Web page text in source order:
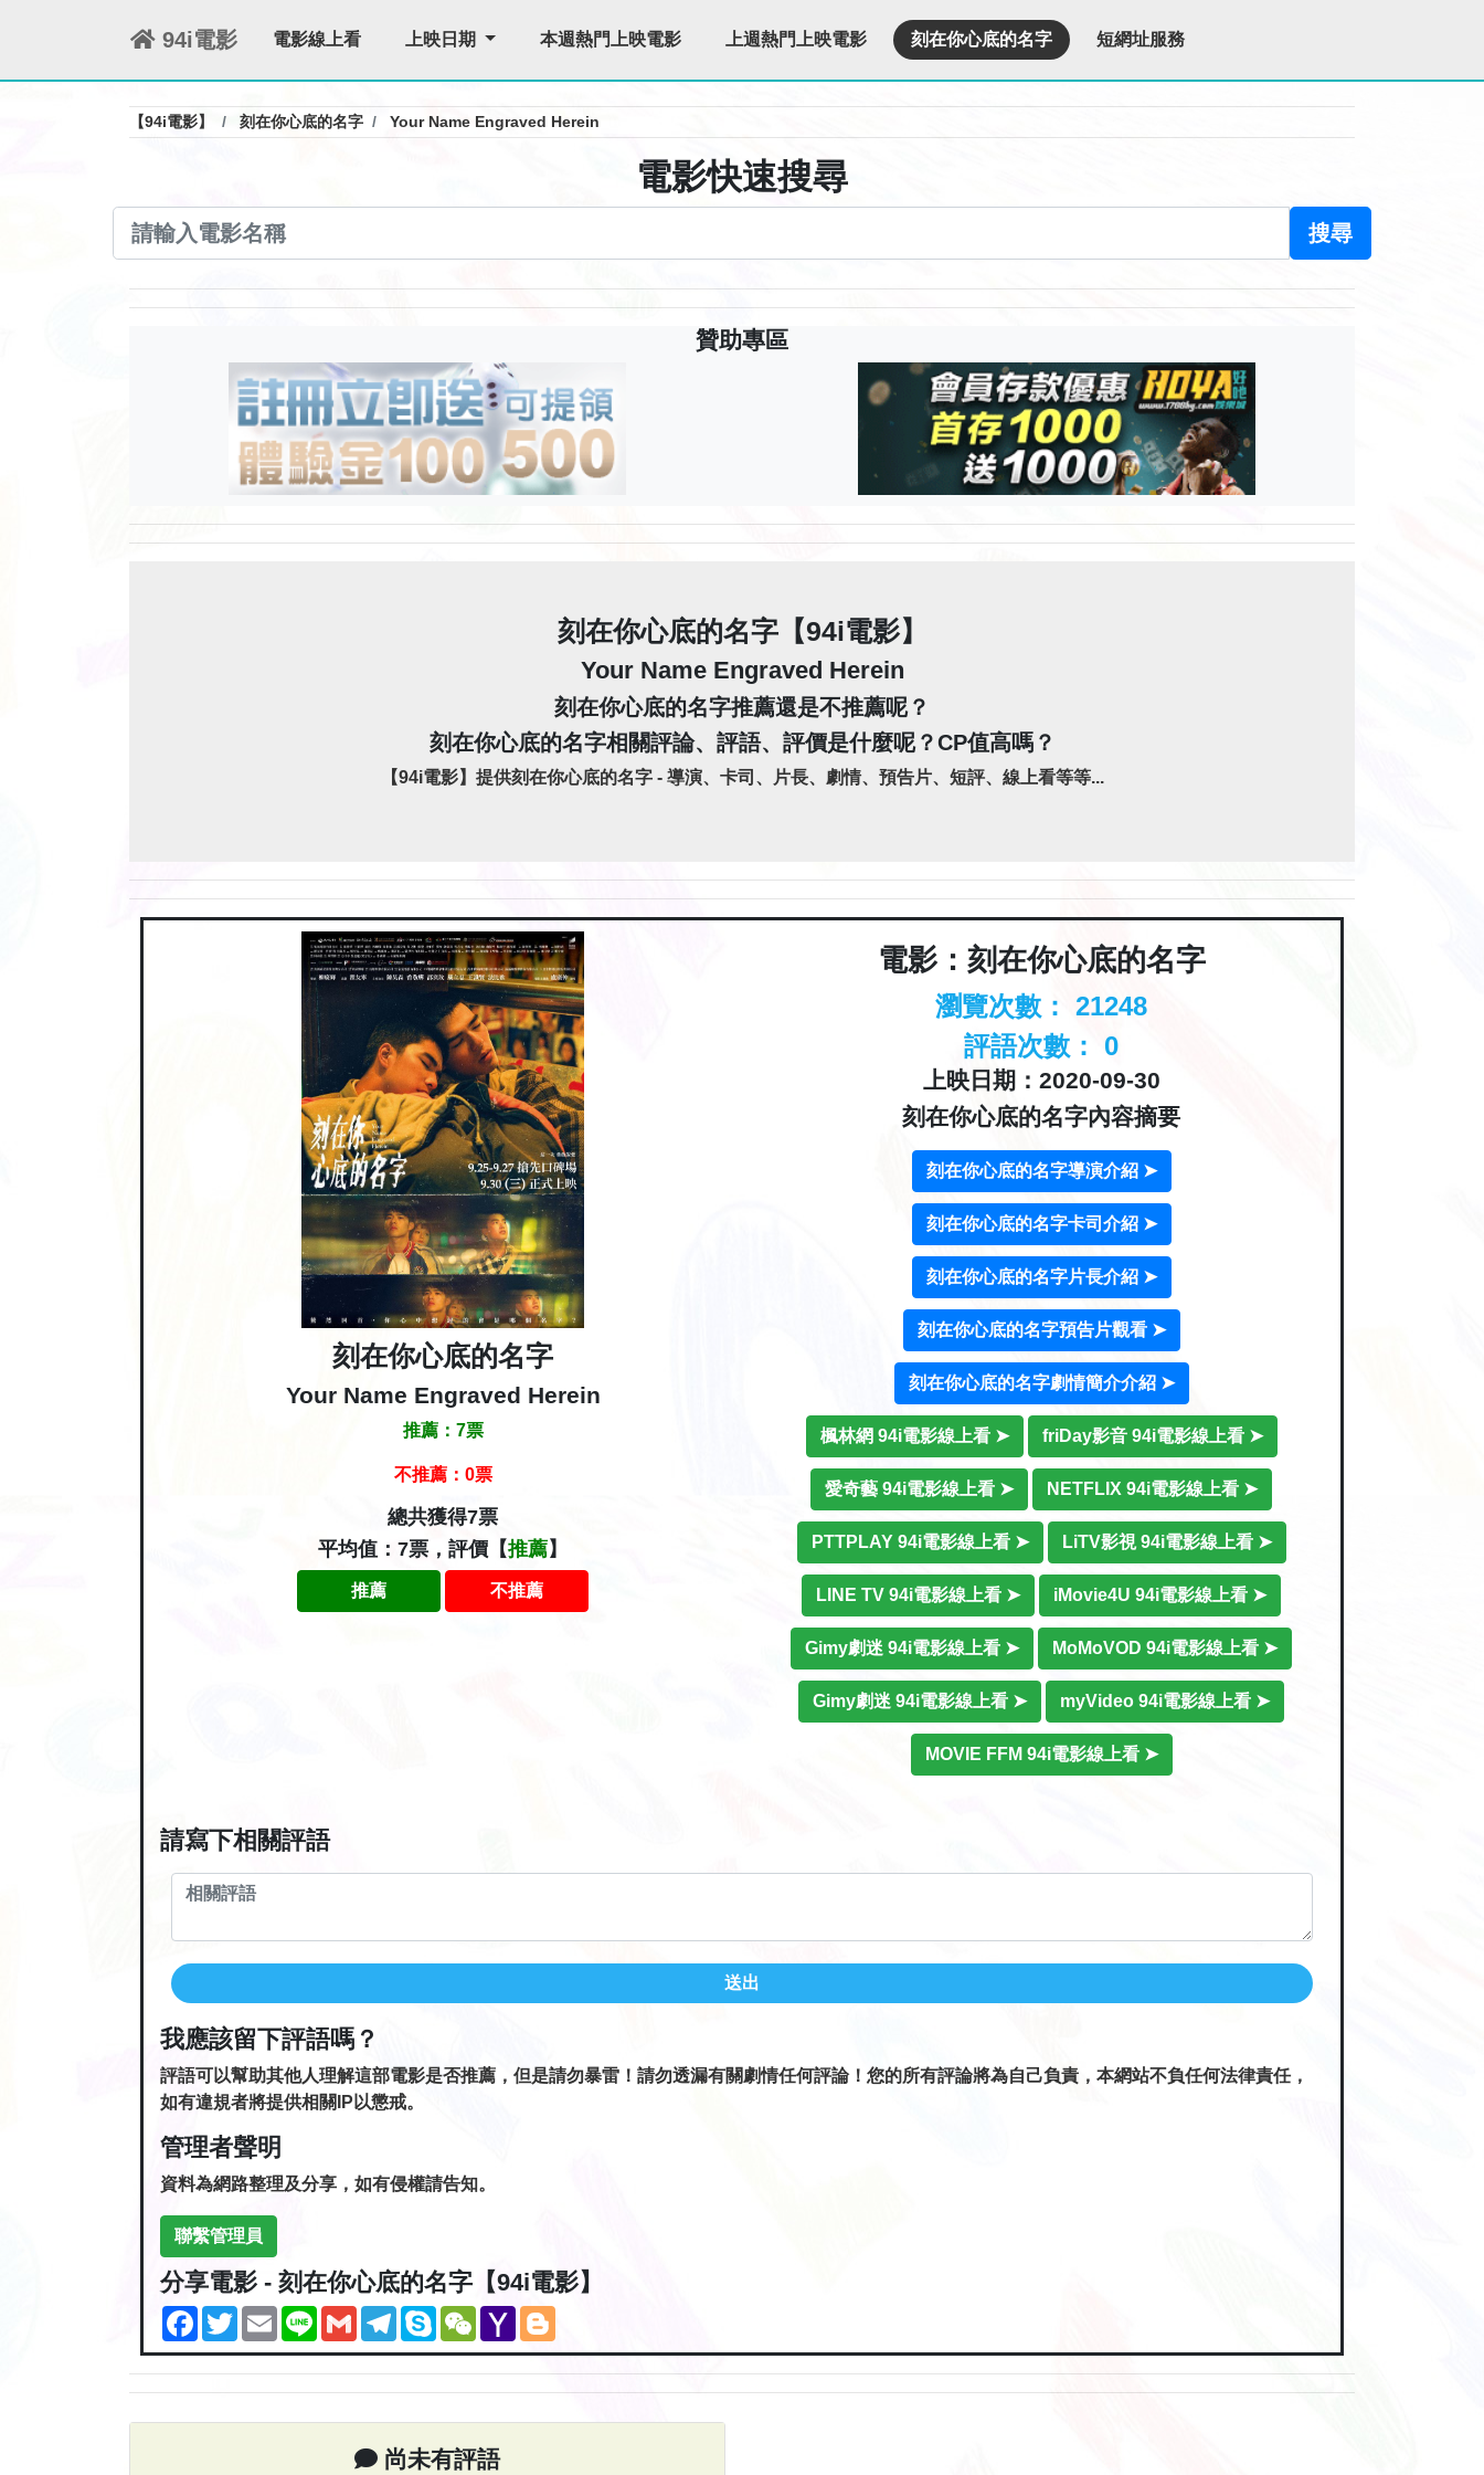
94i電影 電影線上看 上映日期 本週熱門上映電影 上週熱門上映電影 刻在你心底的名字 短網址服務
【94i電影】 刻在你心底的名字 Your Name Engraved Herein
電影快速搜尋
搜尋
贊助專區
刻在你心底的名字【94i電影】
Your Name Engraved Herein
刻在你心底的名字推薦還是不推薦呢？
刻在你心底的名字相關評論、評語、評價是什麼呢？CP值高嗎？
【94i電影】提供刻在你心底的名字 - 導演、卡司、片長、劇情、預告片、短評、線上看等等...
刻在你心底的名字
Your Name Engraved Herein
推薦： 7票
不推薦： 0票
總共獲得7票
平均值：7票，評價【推薦】
推薦 不推薦
電影：刻在你心底的名字
瀏覽次數： 21248
評語次數： 0
上映日期：2020-09-30
刻在你心底的名字內容摘要
刻在你心底的名字導演介紹 ➤
刻在你心底的名字卡司介紹 ➤
刻在你心底的名字片長介紹 ➤
刻在你心底的名字預告片觀看 ➤
刻在你心底的名字劇情簡介介紹 ➤
楓林網 94i電影線上看 ➤ friDay影音 94i電影線上看 ➤
愛奇藝 94i電影線上看 ➤ NETFLIX 94i電影線上看 ➤
PTTPLAY 94i電影線上看 ➤ LiTV影視 94i電影線上看 ➤
LINE TV 94i電影線上看 ➤ iMovie4U 94i電影線上看 ➤
Gimy劇迷 94i電影線上看 ➤ MoMoVOD 94i電影線上看 ➤
Gimy劇迷 94i電影線上看 ➤ myVideo 94i電影線上看 ➤
MOVIE FFM 94i電影線上看 ➤
請寫下相關評語
送出
我應該留下評語嗎？
評語可以幫助其他人理解這部電影是否推薦，但是請勿暴雷！請勿透漏有關劇情任何評論！您的所有評論將為自己負責，本網站不負任何法律責任，
如有違規者將提供相關IP以懲戒。
管理者聲明
資料為網路整理及分享，如有侵權請告知。
聯繫管理員
分享電影 - 刻在你心底的名字【94i電影】
Facebook
TwitterEmailLine GmailTelegramSkypeWeChatYahoo
Mail
尚未有評語